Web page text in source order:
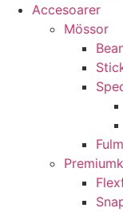
Accesoarer
Mössor